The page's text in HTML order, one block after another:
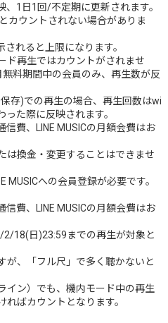
1日1回/不定期に更新されます。
カウントされない場合がありま
れると上限になります。
ド再生ではカウントがされませ
料期間中の会員のみ、再生数が反
存)での再生の場合、再生回数はwi
た際に反映されます。
費、LINE MUSICの月額会費はお
は換金・変更することはできませ
への会員登録が必要です。
費、LINE MUSICの月額会費はお
18(日)23:59までの再生が対象と
、「フル尺」で多く聴かないと
イン）でも、機内モード中の再生
ばカウントとなります。